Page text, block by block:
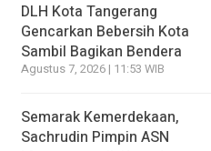
DLH Kota Tangerang
Gencarkan Bebersih Kota
Sambil Bagikan Bendera
Agustus 7, 2026 | 11:53 WIB
Semarak Kemerdekaan,
Sachrudin Pimpin ASN